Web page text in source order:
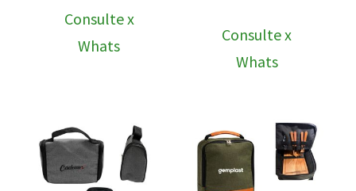
Consulte x
Whats
Consulte x
Whats